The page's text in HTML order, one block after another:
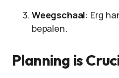
Weegschaal: Erg
bepalen.
Planning is